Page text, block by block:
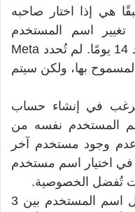
هي إذا اختار صاحبه
تغيير اسم المستخدم
المحجوز أو حذفه، يُعاد طرحه بعد 14 يومًا. لم تُحدد Meta
بها، ولكن سيتم
ترغب في إنشاء حساب
المستخدم نفسه من
وجود مستخدم آخر
في اختيار اسم مستخدم
تُفضل الخصوصية.
بشكل عام، يجب أن يتراوح طول اسم المستخدم بين 3